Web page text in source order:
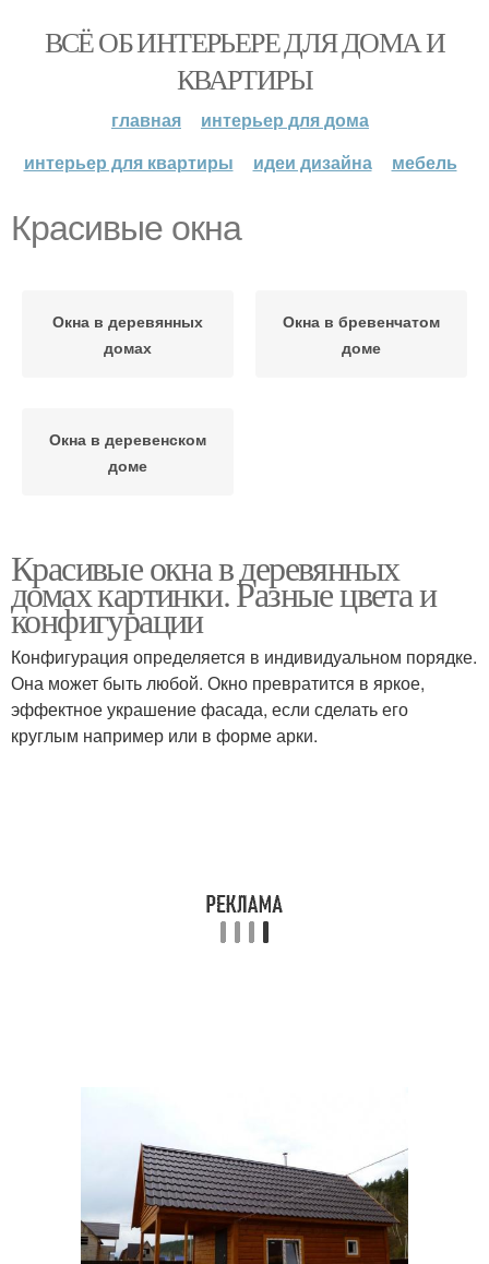
ВСЁ ОБ ИНТЕРЬЕРЕ ДЛЯ ДОМА И
КВАРТИРЫ
главная
интерьер для дома
интерьер для квартиры
идеи дизайна мебель
Красивые окна
Окна в деревянных
домах
Окна в бревенчатом
доме
Окна в деревенском
доме
Красивые окна в деревянных
домах картинки. Разные цвета и
конфигурации
Конфигурация определяется в индивидуальном порядке.
Она может быть любой. Окно превратится в яркое,
эффектное украшение фасада, если сделать его
круглым например или в форме арки.